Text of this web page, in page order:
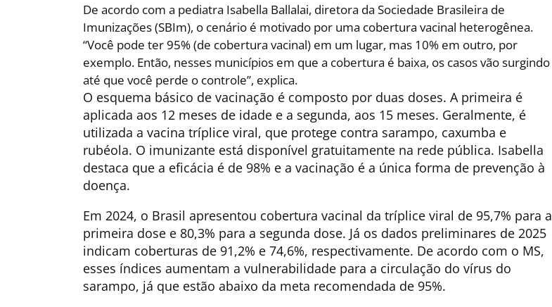
De acordo com a pediatra Isabella Ballalai, diretora da Sociedade Brasileira de
Imunizações (SBIm), o cenário é motivado por uma cobertura vacinal heterogênea.
“Você pode ter 95% (de cobertura vacinal) em um lugar, mas 10% em outro, por
exemplo. Então, nesses municípios em que a cobertura é baixa, os casos vão surgindo
até que você perde o controle”, explica.
O esquema básico de vacinação é composto por duas doses. A primeira é
aplicada aos 12 meses de idade e a segunda, aos 15 meses. Geralmente, é
utilizada a vacina tríplice viral, que protege contra sarampo, caxumba e
rubéola. O imunizante está disponível gratuitamente na rede pública. Isabella
destaca que a eficácia é de 98% e a vacinação é a única forma de prevenção à
doença.
Em 2024, o Brasil apresentou cobertura vacinal da tríplice viral de 95,7% para a
primeira dose e 80,3% para a segunda dose. Já os dados preliminares de 2025
indicam coberturas de 91,2% e 74,6%, respectivamente. De acordo com o MS,
esses índices aumentam a vulnerabilidade para a circulação do vírus do
sarampo, já que estão abaixo da meta recomendada de 95%.